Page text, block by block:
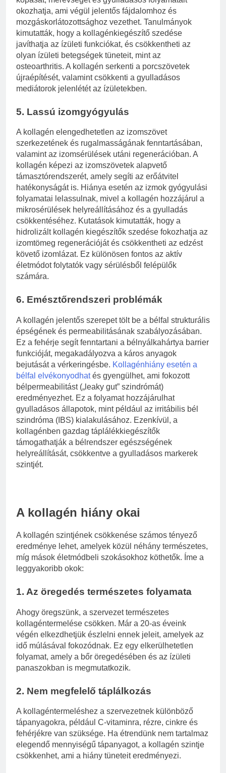
okozhatja, ami végül jelentős fájdalomhoz és
mozgáskorlátozottsághoz vezethet. Tanulmányok
kimutatták, hogy a kollagénkiegészítő szedése
javíthatja az ízületi funkciókat, és csökkentheti az
olyan ízületi betegségek tüneteit, mint az
osteoarthritis. A kollagén serkenti a porcszövetek
újraépítését, valamint csökkenti a gyulladásos
mediátorok jelenlétét az ízületekben.
5. Lassú izomgyógyulás
A kollagén elengedhetetlen az izomszövet
szerkezetének és rugalmasságának fenntartásában,
valamint az izomsérülések utáni regenerációban. A
kollagén képezi az izomszövetek alapvető
támasztórendszerét, amely segíti az erőátvitel
hatékonyságát is. Hiánya esetén az izmok gyógyulási
folyamatai lelassulnak, mivel a kollagén hozzájárul a
mikrosérülések helyreállításához és a gyulladás
csökkentéséhez. Kutatások kimutatták, hogy a
hidrolizált kollagén kiegészítők szedése fokozhatja az
izomtömeg regenerációját és csökkentheti az edzést
követő izomlázat. Ez különösen fontos az aktív
életmódot folytatók vagy sérülésből felépülők
számára.
6. Emésztőrendszeri problémák
A kollagén jelentős szerepet tölt be a bélfal strukturális
épségének és permeabilitásának szabályozásában.
Ez a fehérje segít fenntartani a bélnyálkahártya barrier
funkcióját, megakadályozva a káros anyagok
bejutását a vérkeringésbe. Kollagénhiány esetén a
bélfal elvékonyodhatés gyengülhet, ami fokozott
bélpermeabilitást („leaky gut” szindrómát)
eredményezhet. Ez a folyamat hozzájárulhat
gyulladásos állapotok, mint például az irritábilis bél
szindróma (IBS) kialakulásához. Ezenkívül, a
kollagénben gazdag táplálékkiegészítők
támogathatják a bélrendszer egészségének
helyreállítását, csökkentve a gyulladásos markerek
szintjét.
A kollagén hiány okai
A kollagén szintjének csökkenése számos tényező
eredménye lehet, amelyek közül néhány természetes,
míg mások életmódbeli szokásokhoz köthetők. Íme a
leggyakoribb okok:
1. Az öregedés természetes folyamata
Ahogy öregszünk, a szervezet természetes
kollagéntermelése csökken. Már a 20-as éveink
végén elkezdhetjük észlelni ennek jeleit, amelyek az
idő múlásával fokozódnak. Ez egy elkerülhetetlen
folyamat, amely a bőr öregedésében és az ízületi
panaszokban is megmutatkozik.
2. Nem megfelelő táplálkozás
A kollagéntermeléshez a szervezetnek különböző
tápanyagokra, például C-vitaminra, rézre, cinkre és
fehérjékre van szüksége. Ha étrendünk nem tartalmaz
elegendő mennyiségű tápanyagot, a kollagén szintje
csökkenhet, ami a hiány tüneteit eredményezi.